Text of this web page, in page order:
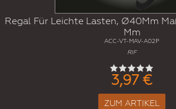
Regal Für Leichte Lasten, Ø40Mm
Mm
ACC-VT-MAV-A02P
RIF
3,97 €
ZUM ARTIKEL